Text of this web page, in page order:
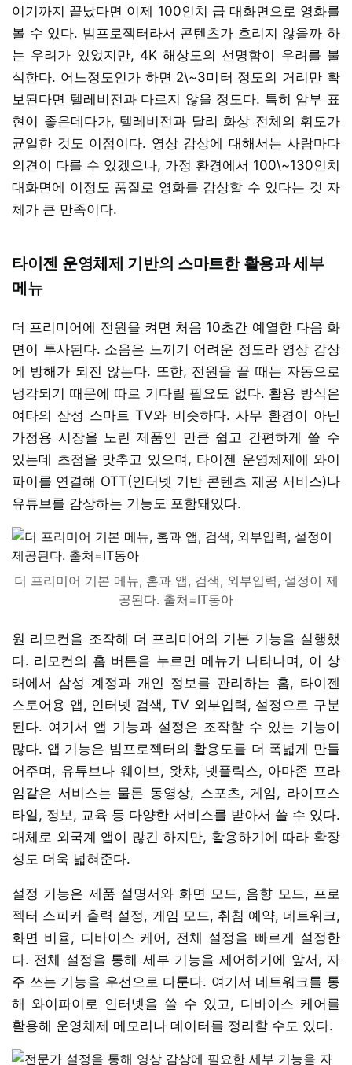
여기까지 끝났다면 이제 100인치 급 대화면으로 영화를
볼 수 있다. 빔프로젝터라서 콘텐츠가 흐리지 않을까 하
는 우려가 있었지만, 4K 해상도의 선명함이 우려를 불
식한다. 어느정도인가 하면 2\~3미터 정도의 거리만 확
보된다면 텔레비전과 다르지 않을 정도다. 특히 암부 표
현이 좋은데다가, 텔레비전과 달리 화상 전체의 휘도가
균일한 것도 이점이다. 영상 감상에 대해서는 사람마다
의견이 다를 수 있겠으나, 가정 환경에서 100\~130인치
대화면에 이정도 품질로 영화를 감상할 수 있다는 것 자
체가 큰 만족이다.
타이젠 운영체제 기반의 스마트한 활용과 세부
메뉴
더 프리미어에 전원을 켜면 처음 10초간 예열한 다음 화
면이 투사된다. 소음은 느끼기 어려운 정도라 영상 감상
에 방해가 되진 않는다. 또한, 전원을 끌 때는 자동으로
냉각되기 때문에 따로 기다릴 필요도 없다. 활용 방식은
여타의 삼성 스마트 TV와 비슷하다. 사무 환경이 아닌
가정용 시장을 노린 제품인 만큼 쉽고 간편하게 쓸 수
있는데 초점을 맞추고 있으며, 타이젠 운영체제에 와이
파이를 연결해 OTT(인터넷 기반 콘텐츠 제공 서비스)나
유튜브를 감상하는 기능도 포함돼있다.
더 프리미어 기본 메뉴, 홈과 앱, 검색, 외부입력, 설정이 제
공된다. 출처=IT동아
원 리모컨을 조작해 더 프리미어의 기본 기능을 실행했
다. 리모컨의 홈 버튼을 누르면 메뉴가 나타나며, 이 상
태에서 삼성 계정과 개인 정보를 관리하는 홈, 타이젠
스토어용 앱, 인터넷 검색, TV 외부입력, 설정으로 구분
된다. 여기서 앱 기능과 설정은 조작할 수 있는 기능이
많다. 앱 기능은 빔프로젝터의 활용도를 더 폭넓게 만들
어주며, 유튜브나 웨이브, 왓챠, 넷플릭스, 아마존 프라
임같은 서비스는 물론 동영상, 스포츠, 게임, 라이프스
타일, 정보, 교육 등 다양한 서비스를 받아서 쓸 수 있다.
대체로 외국계 앱이 많긴 하지만, 활용하기에 따라 확장
성도 더욱 넓혀준다.
설정 기능은 제품 설명서와 화면 모드, 음향 모드, 프로
젝터 스피커 출력 설정, 게임 모드, 취침 예약, 네트워크,
화면 비율, 디바이스 케어, 전체 설정을 빠르게 설정한
다. 전체 설정을 통해 세부 기능을 제어하기에 앞서, 자
주 쓰는 기능을 우선으로 다룬다. 여기서 네트워크를 통
해 와이파이로 인터넷을 쓸 수 있고, 디바이스 케어를
활용해 운영체제 메모리나 데이터를 정리할 수도 있다.